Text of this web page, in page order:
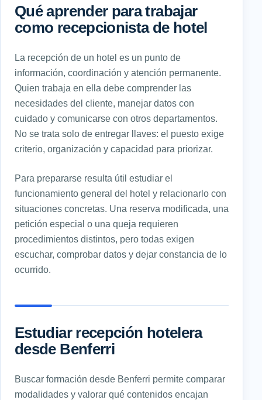
Qué aprender para trabajar
como recepcionista de hotel
La recepción de un hotel es un punto de
información, coordinación y atención permanente.
Quien trabaja en ella debe comprender las
necesidades del cliente, manejar datos con
cuidado y comunicarse con otros departamentos.
No se trata solo de entregar llaves: el puesto exige
criterio, organización y capacidad para priorizar.
Para prepararse resulta útil estudiar el
funcionamiento general del hotel y relacionarlo con
situaciones concretas. Una reserva modificada, una
petición especial o una queja requieren
procedimientos distintos, pero todas exigen
escuchar, comprobar datos y dejar constancia de lo
ocurrido.
Estudiar recepción hotelera
desde Benferri
Buscar formación desde Benferri permite comparar
modalidades y valorar qué contenidos encajan